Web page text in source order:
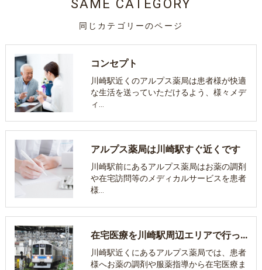
同じカテゴリーのページ
SAME CATEGORY
コンセプト
川崎駅近くのアルプス薬局は患者様が快適
な生活を送っていただけるよう、様々メデ
ィ…
アルプス薬局は川崎駅すぐ近くです
川崎駅前にあるアルプス薬局はお薬の調剤
や在宅訪問等のメディカルサービスを患者
様…
在宅医療を川崎駅周辺エリアで行っている薬局とは
川崎駅近くにあるアルプス薬局では、患者
様へお薬の調剤や服薬指導から在宅医療ま